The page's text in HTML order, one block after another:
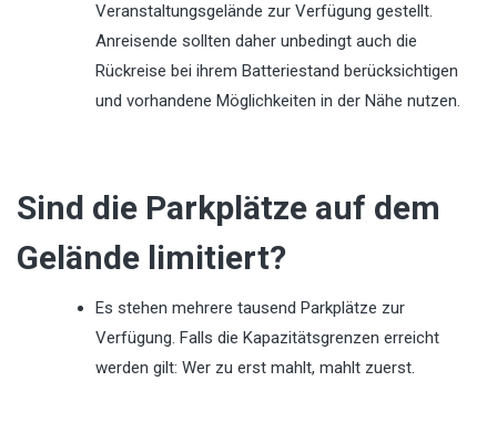
Veranstaltungsgelände zur Verfügung gestellt.
Anreisende sollten daher unbedingt auch die
Rückreise bei ihrem Batteriestand berücksichtigen
und vorhandene Möglichkeiten in der Nähe nutzen.
Sind die Parkplätze auf dem
Gelände limitiert?
Es stehen mehrere tausend Parkplätze zur
Verfügung. Falls die Kapazitätsgrenzen erreicht
werden gilt: Wer zu erst mahlt, mahlt zuerst.